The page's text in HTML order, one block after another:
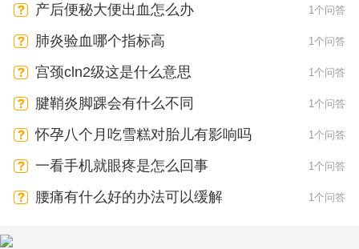
产后便秘大便出血怎么办 1个问答
肺炎验血哪个指标高 1个问答
宫颈cln2级这是什么意思 1个问答
腱鞘炎脚踝会有什么不同 1个问答
怀孕八个月吃雪糕对胎儿有影响吗 1个问答
一看手机就眼疼是怎么回事 1个问答
腰痛有什么好的办法可以缓解 1个问答